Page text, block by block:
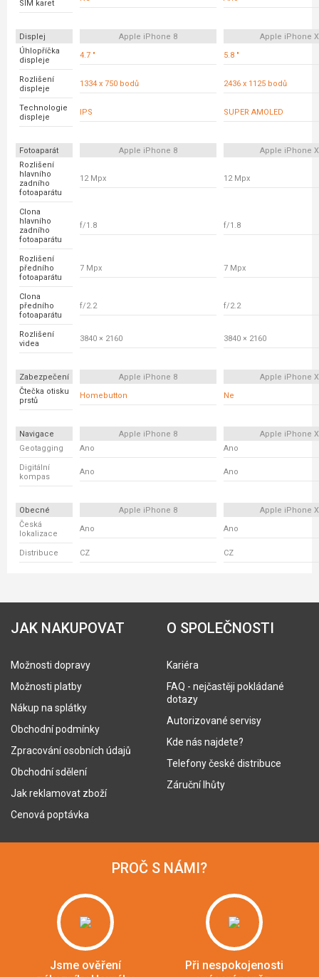
SIM karet
Displej Apple iPhone 8
Apple iPhone
Úhlopříčka
displeje
4.7 " 5.8 "
Rozlišení
displeje
1334 x 750 bodů 2436 x 1125 bodů
Technologie
displeje
IPS SUPER AMOLED
Fotoaparát Apple iPhone 8
Apple iPhone
Rozlišení
hlavního
zadního
fotoaparátu
12 Mpx 12 Mpx
Clona
hlavního
zadního
fotoaparátu
f/1.8 f/1.8
Rozlišení
předního
fotoaparátu
7 Mpx 7 Mpx
Clona
předního
fotoaparátu
f/2.2 f/2.2
Rozlišení
videa
3840 × 2160 3840 × 2160
Zabezpečení Apple iPhone 8
Apple iPhone
Čtečka otisku
prstů
Homebutton Ne
Navigace Apple iPhone 8
Apple iPhone
Geotagging
Ano Ano
Digitální
kompas
Ano Ano
Obecné Apple iPhone 8
Apple iPhone
Česká
lokalizace
Ano Ano
Distribuce CZ CZ
JAK NAKUPOVAT
Možnosti dopravy
Možnosti platby
Nákup na splátky
Obchodní podmínky
Zpracování osobních údajů
Obchodní sdělení
Jak reklamovat zboží
Cenová poptávka
O SPOLEČNOSTI
Kariéra
FAQ - nejčastěji pokládané
dotazy
Autorizované servisy
Kde nás najdete?
Telefony české distribuce
Záruční lhůty
PROČ S NÁMI?
Jsme ověření
Při nespokojenosti